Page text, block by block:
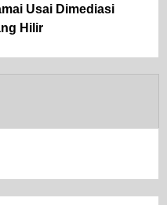
Usai Dimediasi
Hilir